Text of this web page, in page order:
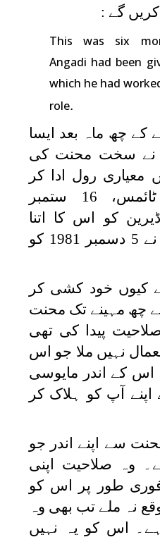
کریں گے :
This was six
Angadi had been
which he had
role.
کے چھ ماہ بعد ایسا
نے سخت محنت کی
معیاری رول ادا کر
سکیں (ہندوستان ٹائمس، 16 ستمبر
کو اس کا اتنا
صدمہ ہوا کہ انھوں نے 5 دسمبر 1981 کو
کیوں خود کشی کر
چھ مہینے تک محنت
پیدا کی تھی
نہیں ملا جو اس
اس کے اندر مایوسی
اپنے آپ کو ہلاک کر
سے اپنے اندر جو
وہ صلاحیت اپنی
طور پر اس کو
نہ ملے تب بھی وہ
اس کو یہ نہیں